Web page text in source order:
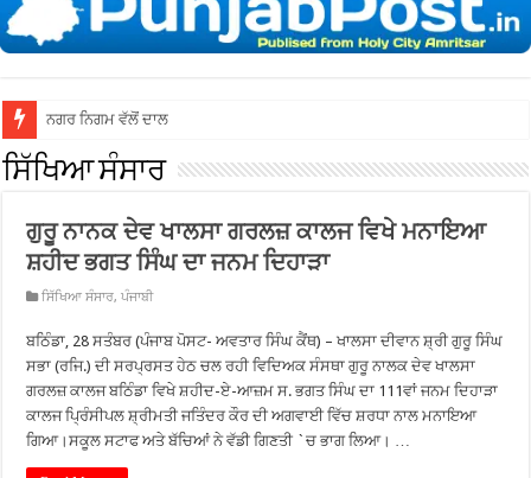
ਨਗਰ ਨਿਗਮ ਵੱਲੋਂ ਦਾਲ ਮੰਡੀ ਵਿੱਚ ਗੈਰ-ਕਾਨੂ
ਸਿੱਖਿਆ ਸੰਸਾਰ
ਗੁਰੂ ਨਾਨਕ ਦੇਵ ਖਾਲਸਾ ਗਰਲਜ਼ ਕਾਲਜ ਵਿਖੇ ਮਨਾਇਆ
ਸ਼ਹੀਦ ਭਗਤ ਸਿੰਘ ਦਾ ਜਨਮ ਦਿਹਾੜਾ
ਸਿੱਖਿਆ ਸੰਸਾਰ,ਪੰਜਾਬੀ
ਬਠਿੰਡਾ, 28 ਸਤੰਬਰ (ਪੰਜਾਬ ਪੋਸਟ- ਅਵਤਾਰ ਸਿੰਘ ਕੈਂਥ) – ਖਾਲਸਾ ਦੀਵਾਨ ਸ਼੍ਰੀ ਗੁਰੂ ਸਿੰਘ
ਸਭਾ (ਰਜਿ.) ਦੀ ਸਰਪ੍ਰਸਤ ਹੇਠ ਚਲ ਰਹੀ ਵਿਦਿਅਕ ਸੰਸਥਾ ਗੁਰੂ ਨਾਲਕ ਦੇਵ ਖਾਲਸਾ
ਗਰਲਜ਼ ਕਾਲਜ ਬਠਿੰਡਾ ਵਿਖੇ ਸ਼ਹੀਦ-ਏ-ਆਜ਼ਮ ਸ. ਭਗਤ ਸਿੰਘ ਦਾ 111ਵਾਂ ਜਨਮ ਦਿਹਾੜਾ
ਕਾਲਜ ਪ੍ਰਿੰਸੀਪਲ ਸ਼੍ਰੀਮਤੀ ਜਤਿੰਦਰ ਕੌਰ ਦੀ ਅਗਵਾਈ ਵਿੱਚ ਸ਼ਰਧਾ ਨਾਲ ਮਨਾਇਆ
ਗਿਆ।ਸਕੂਲ ਸਟਾਫ ਅਤੇ ਬੱਚਿਆਂ ਨੇ ਵੱਡੀ ਗਿਣਤੀ `ਚ ਭਾਗ ਲਿਆ। …